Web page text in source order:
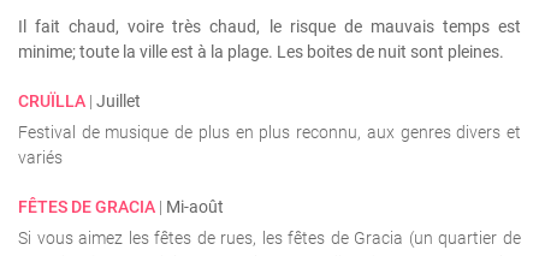
Il fait chaud, voire très chaud, le risque de mauvais temps est
minime; toute la ville est à la plage. Les boites de nuit sont pleines.
CRUÏLLA | Juillet
Festival de musique de plus en plus reconnu, aux genres divers et
variés
FÊTES DE GRACIA | Mi-août
Si vous aimez les fêtes de rues, les fêtes de Gracia (un quartier de